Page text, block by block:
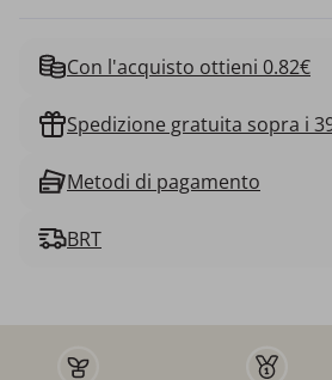
Con l'acquisto ottieni 0.82€
Spedizione gratuita sopra i
Metodi di pagamento
BRT